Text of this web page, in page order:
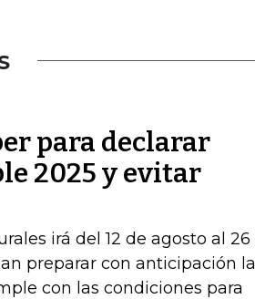
para declarar
2025 y evitar
irá del 12 de agosto al 26
preparar con anticipación la
con las condiciones para